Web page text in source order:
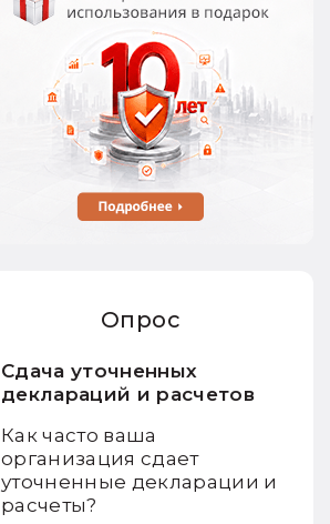
Опрос
Сдача уточненных
деклараций и расчетов
Как часто ваша
организация сдает
уточненные декларации и
расчеты?